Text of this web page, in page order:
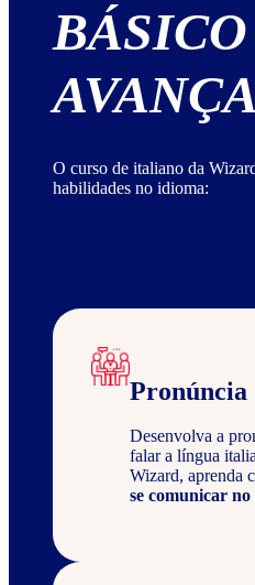
O curso de italiano da
habilidades no idioma:
Pronúncia
Desenvolva a
falar a língua
Wizard, aprenda
se comunicar